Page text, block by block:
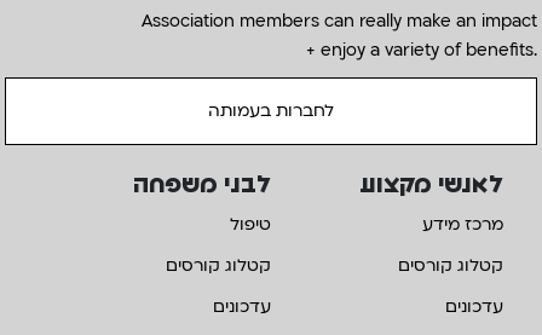
Association members can really make an impact
+ enjoy a variety of benefits.
לחברות בעמותה
לאנשי מקצוע
מרכז מידע
קטלוג קורסים
עדכונים
לבני משפחה
טיפול
קטלוג קורסים
עדכונים